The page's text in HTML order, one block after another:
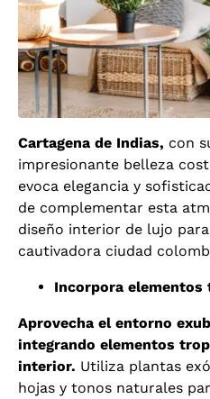
Cartagena de Indias, con
impresionante belleza
evoca elegancia y
de complementar esta
diseño interior de lujo
cautivadora ciudad
Incorpora elementos
Aprovecha el entorno
integrando elementos
interior. Utiliza plantas
hojas y tonos naturales